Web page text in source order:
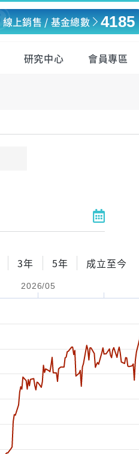
線上銷售 / 基金總數 4185
研究中心 會員專區
3年 5年 成立至今
2026/05